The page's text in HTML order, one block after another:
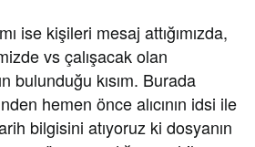
ise kişileri mesaj attığımızda,
vs çalışacak olan
bulunduğu kısım. Burada
hemen önce alıcının idsi ile
bilgisini atıyoruz ki dosyanın